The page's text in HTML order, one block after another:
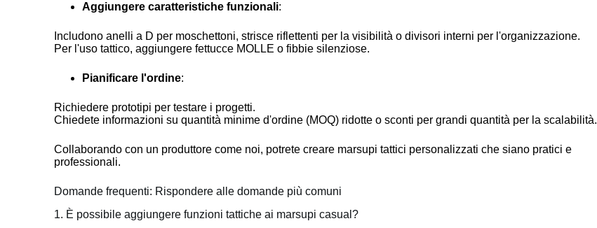
Aggiungere caratteristiche funzionali:
Includono anelli a D per moschettoni, strisce riflettenti per la visibilità o divisori interni per l'organizzazione.
Per l'uso tattico, aggiungere fettucce MOLLE o fibbie silenziose.
Pianificare l'ordine:
Richiedere prototipi per testare i progetti.
Chiedete informazioni su quantità minime d'ordine (MOQ) ridotte o sconti per grandi quantità per la scalabilità.
Collaborando con un produttore come noi, potrete creare marsupi tattici personalizzati che siano pratici e
professionali.
Domande frequenti: Rispondere alle domande più comuni
1. È possibile aggiungere funzioni tattiche ai marsupi casual?